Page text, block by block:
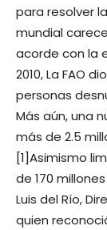
para resolver
mundial
acorde con la
2010, La FAO
personas
Más aún, una
más de 2.5
[1]Asimismo
de 170
Luis del Río,
quien